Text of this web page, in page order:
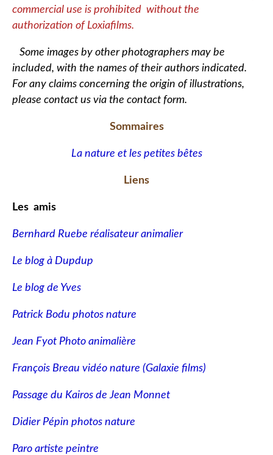
commercial use is prohibited without the
authorization of Loxiafilms.
Some images by other photographers may be
included, with the names of their authors indicated.
For any claims concerning the origin of illustrations,
please contact us via the contact form.
Sommaires
La nature et les petites bêtes
Liens
Les amis
Bernhard Ruebe réalisateur animalier
Le blog à Dupdup
Le blog de Yves
Patrick Bodu photos nature
Jean Fyot Photo animalière
François Breau vidéo nature (Galaxie films)
Passage du Kairos de Jean Monnet
Didier Pépin photos nature
Paro artiste peintre